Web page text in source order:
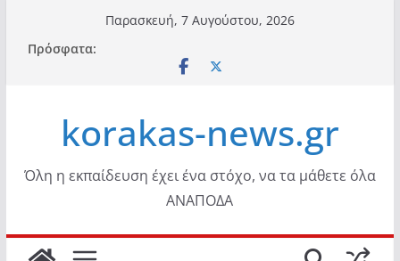
περιεχόμενο
Παρασκευή, 7 Αυγούστου, 2026
Πρόσφατα:
korakas-news.gr
Όλη η εκπαίδευση έχει ένα στόχο, να τα μάθετε όλα
ΑΝΑΠΟΔΑ